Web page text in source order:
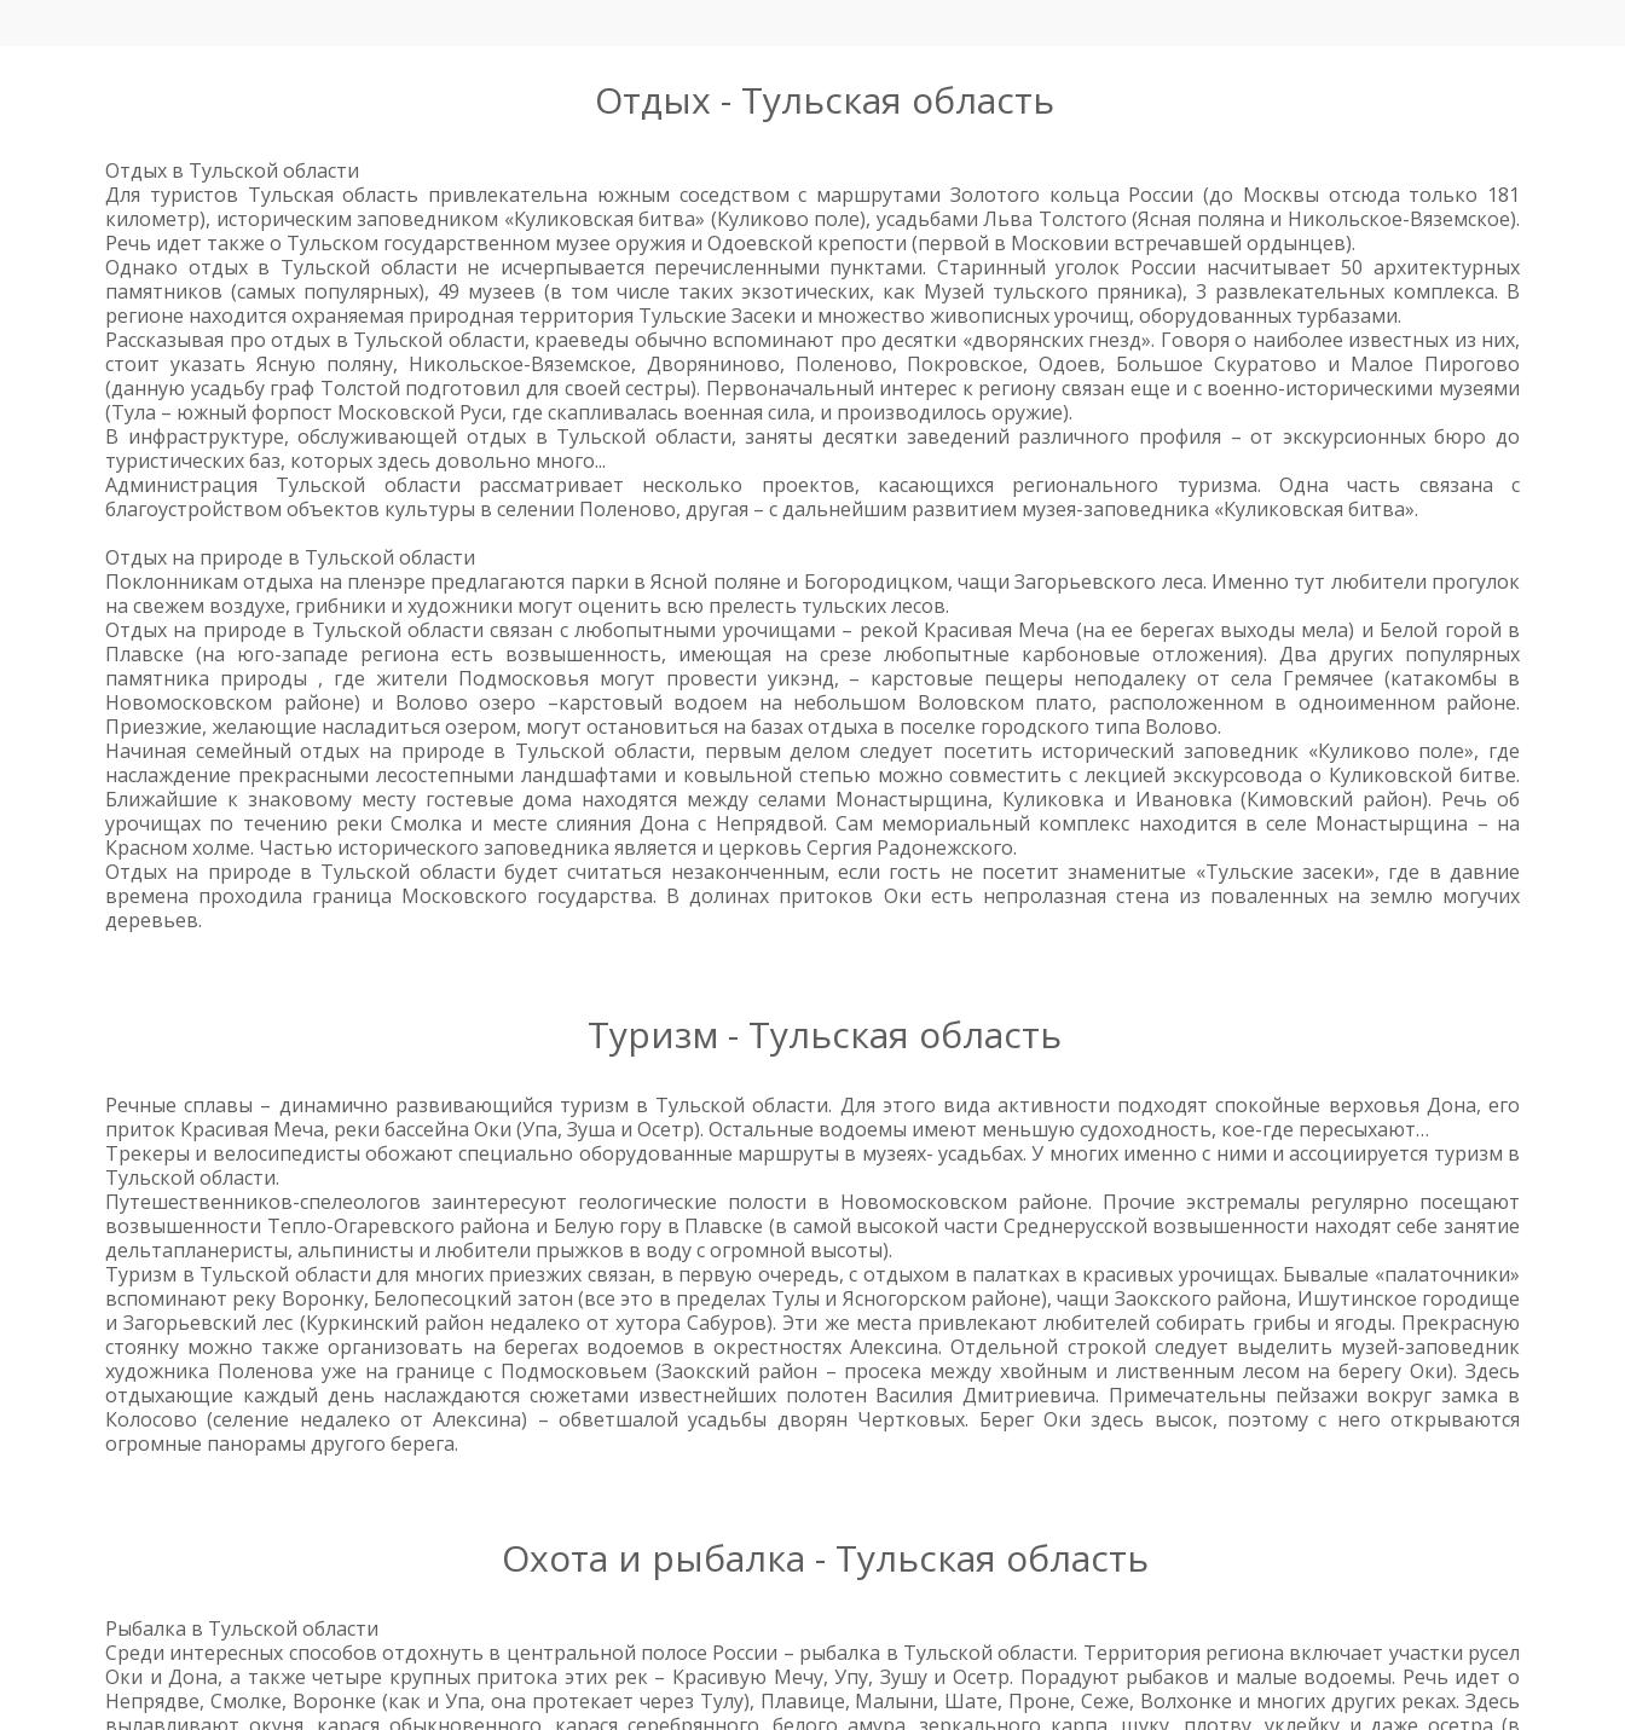
Отдых - Тульская область
Отдых в Тульской области
Для туристов Тульская область привлекательна южным соседством с маршрутами Золотого кольца России (до Москвы отсюда только 181
километр), историческим заповедником «Куликовская битва» (Куликово поле), усадьбами Льва Толстого (Ясная поляна и Никольское-Вяземское).
Речь идет также о Тульском государственном музее оружия и Одоевской крепости (первой в Московии встречавшей ордынцев).
Однако отдых в Тульской области не исчерпывается перечисленными пунктами. Старинный уголок России насчитывает 50 архитектурных
памятников (самых популярных), 49 музеев (в том числе таких экзотических, как Музей тульского пряника), 3 развлекательных комплекса. В
регионе находится охраняемая природная территория Тульские Засеки и множество живописных урочищ, оборудованных турбазами.
Рассказывая про отдых в Тульской области, краеведы обычно вспоминают про десятки «дворянских гнезд». Говоря о наиболее известных из них,
стоит указать Ясную поляну, Никольское-Вяземское, Дворяниново, Поленово, Покровское, Одоев, Большое Скуратово и Малое Пирогово
(данную усадьбу граф Толстой подготовил для своей сестры). Первоначальный интерес к региону связан еще и с военно-историческими музеями
(Тула – южный форпост Московской Руси, где скапливалась военная сила, и производилось оружие).
В инфраструктуре, обслуживающей отдых в Тульской области, заняты десятки заведений различного профиля – от экскурсионных бюро до
туристических баз, которых здесь довольно много...
Администрация Тульской области рассматривает несколько проектов, касающихся регионального туризма. Одна часть связана с
благоустройством объектов культуры в селении Поленово, другая – с дальнейшим развитием музея-заповедника «Куликовская битва».
Отдых на природе в Тульской области
Поклонникам отдыха на пленэре предлагаются парки в Ясной поляне и Богородицком, чащи Загорьевского леса. Именно тут любители прогулок
на свежем воздухе, грибники и художники могут оценить всю прелесть тульских лесов.
Отдых на природе в Тульской области связан с любопытными урочищами – рекой Красивая Меча (на ее берегах выходы мела) и Белой горой в
Плавске (на юго-западе региона есть возвышенность, имеющая на срезе любопытные карбоновые отложения). Два других популярных
памятника природы , где жители Подмосковья могут провести уикэнд, – карстовые пещеры неподалеку от села Гремячее (катакомбы в
Новомосковском районе) и Волово озеро –карстовый водоем на небольшом Воловском плато, расположенном в одноименном районе.
Приезжие, желающие насладиться озером, могут остановиться на базах отдыха в поселке городского типа Волово.
Начиная семейный отдых на природе в Тульской области, первым делом следует посетить исторический заповедник «Куликово поле», где
наслаждение прекрасными лесостепными ландшафтами и ковыльной степью можно совместить с лекцией экскурсовода о Куликовской битве.
Ближайшие к знаковому месту гостевые дома находятся между селами Монастырщина, Куликовка и Ивановка (Кимовский район). Речь об
урочищах по течению реки Смолка и месте слияния Дона с Непрядвой. Сам мемориальный комплекс находится в селе Монастырщина – на
Красном холме. Частью исторического заповедника является и церковь Сергия Радонежского.
Отдых на природе в Тульской области будет считаться незаконченным, если гость не посетит знаменитые «Тульские засеки», где в давние
времена проходила граница Московского государства. В долинах притоков Оки есть непролазная стена из поваленных на землю могучих
деревьев.
Туризм - Тульская область
Речные сплавы – динамично развивающийся туризм в Тульской области. Для этого вида активности подходят спокойные верховья Дона, его
приток Красивая Меча, реки бассейна Оки (Упа, Зуша и Осетр). Остальные водоемы имеют меньшую судоходность, кое-где пересыхают…
Трекеры и велосипедисты обожают специально оборудованные маршруты в музеях- усадьбах. У многих именно с ними и ассоциируется туризм в
Тульской области.
Путешественников-спелеологов заинтересуют геологические полости в Новомосковском районе. Прочие экстремалы регулярно посещают
возвышенности Тепло-Огаревского района и Белую гору в Плавске (в самой высокой части Среднерусской возвышенности находят себе занятие
дельтапланеристы, альпинисты и любители прыжков в воду с огромной высоты).
Туризм в Тульской области для многих приезжих связан, в первую очередь, с отдыхом в палатках в красивых урочищах. Бывалые «палаточники»
вспоминают реку Воронку, Белопесоцкий затон (все это в пределах Тулы и Ясногорском районе), чащи Заокского района, Ишутинское городище
и Загорьевский лес (Куркинский район недалеко от хутора Сабуров). Эти же места привлекают любителей собирать грибы и ягоды. Прекрасную
стоянку можно также организовать на берегах водоемов в окрестностях Алексина. Отдельной строкой следует выделить музей-заповедник
художника Поленова уже на границе с Подмосковьем (Заокский район – просека между хвойным и лиственным лесом на берегу Оки). Здесь
отдыхающие каждый день наслаждаются сюжетами известнейших полотен Василия Дмитриевича. Примечательны пейзажи вокруг замка в
Колосово (селение недалеко от Алексина) – обветшалой усадьбы дворян Чертковых. Берег Оки здесь высок, поэтому с него открываются
огромные панорамы другого берега.
Охота и рыбалка - Тульская область
Рыбалка в Тульской области
Среди интересных способов отдохнуть в центральной полосе России – рыбалка в Тульской области. Территория региона включает участки русел
Оки и Дона, а также четыре крупных притока этих рек – Красивую Мечу, Упу, Зушу и Осетр. Порадуют рыбаков и малые водоемы. Речь идет о
Непрядве, Смолке, Воронке (как и Упа, она протекает через Тулу), Плавице, Малыни, Шате, Проне, Сеже, Волхонке и многих других реках. Здесь